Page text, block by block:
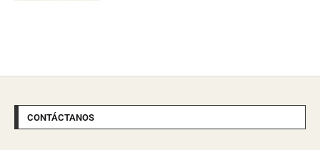
CONTÁCTANOS